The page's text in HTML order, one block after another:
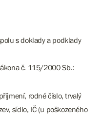
s doklady a podklady
č. 115/2000 Sb.:
rodné číslo, trvalý
sídlo, IČ (u poškozeného